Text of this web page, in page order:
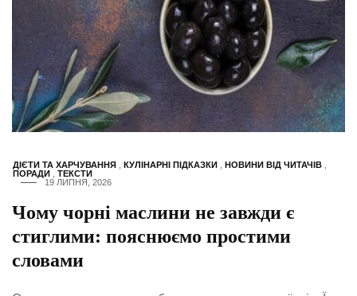
ДІЄТИ ТА ХАРЧУВАННЯ КУЛІНАРНІ ПІДКАЗКИ НОВИНИ ВІД ЧИТАЧІВ
ПОРАДИ
ТЕКСТИ
19 ЛИПНЯ, 2026
Чому чорні маслини не завжди є
стиглими: пояснюємо простими
словами